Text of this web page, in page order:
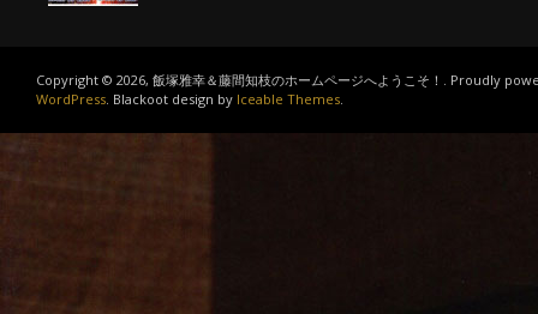
Copyright © 2026, 飯塚雅幸＆藤間知枝のホームページへようこそ！. Proudly
WordPress. Blackoot design by Iceable Themes.